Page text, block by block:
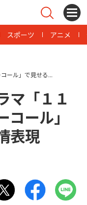
スポーツ アニメ
ール」で見せる...
マ「１１
ール」
表現